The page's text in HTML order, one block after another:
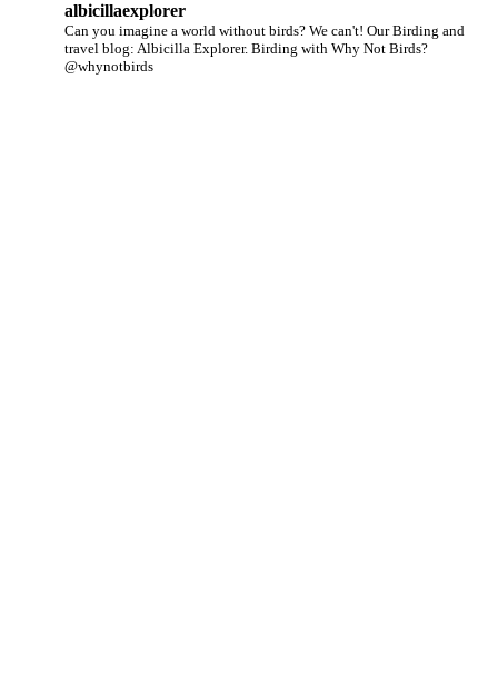
albicillaexplorer
Can you imagine a world without birds? We can't! Our Birding and
travel blog: Albicilla Explorer. Birding with Why Not Birds?
@whynotbirds